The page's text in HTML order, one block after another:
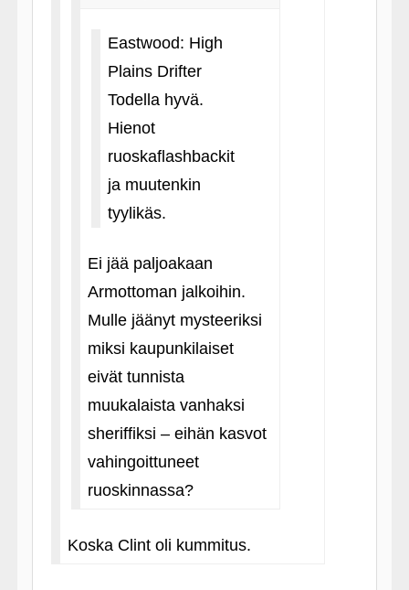
Eastwood: High
Plains Drifter
Todella hyvä.
Hienot
ruoskaflashbackit
ja muutenkin
tyylikäs.
Ei jää paljoakaan
Armottoman jalkoihin.
Mulle jäänyt mysteeriksi
miksi kaupunkilaiset
eivät tunnista
muukalaista vanhaksi
sheriffiksi – eihän kasvot
vahingoittuneet
ruoskinnassa?
Koska Clint oli kummitus.